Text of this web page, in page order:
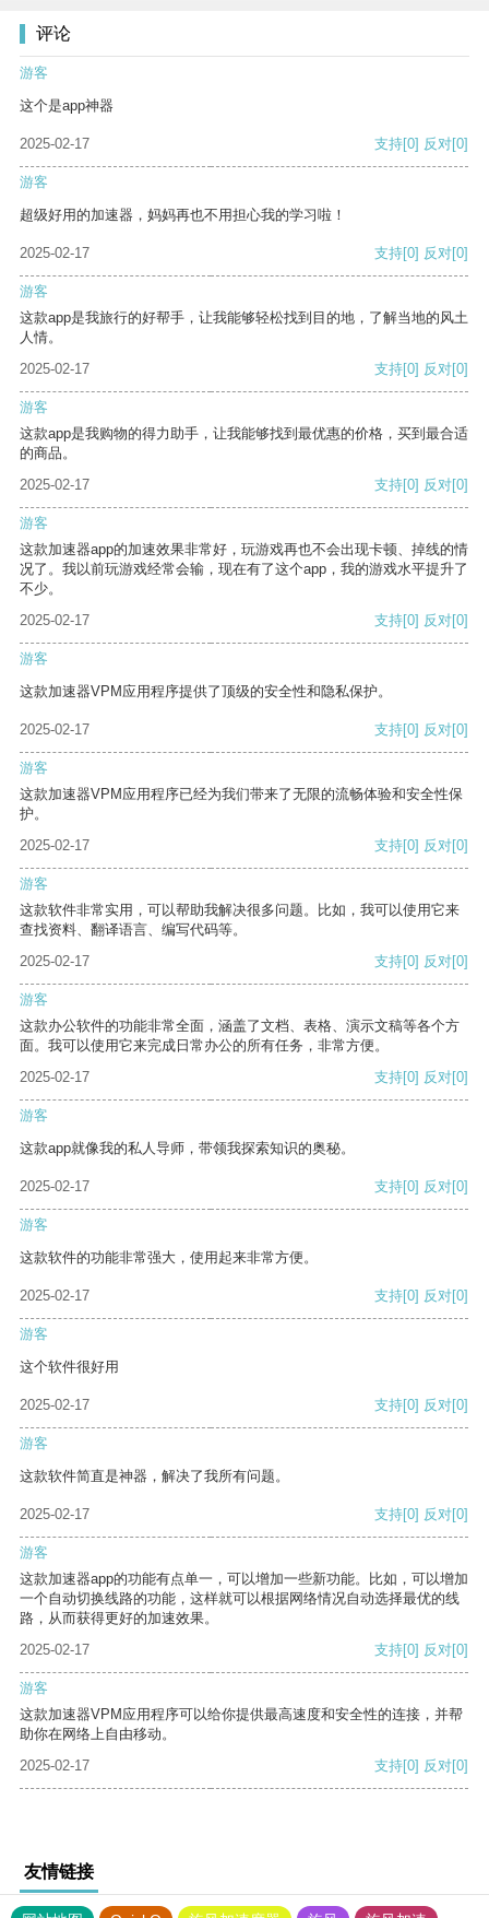
评论
游客
这个是app神器
2025-02-17 支持[0] 反对[0]
游客
超级好用的加速器，妈妈再也不用担心我的学习啦！
2025-02-17 支持[0] 反对[0]
游客
这款app是我旅行的好帮手，让我能够轻松找到目的地，了解当地的风土
人情。
2025-02-17
支持[0] 反对[0]
游客
这款app是我购物的得力助手，让我能够找到最优惠的价格，买到最合适
的商品。
2025-02-17
支持[0] 反对[0]
游客
这款加速器app的加速效果非常好，玩游戏再也不会出现卡顿、掉线的情
况了。我以前玩游戏经常会输，现在有了这个app，我的游戏水平提升了
不少。
2025-02-17
支持[0] 反对[0]
游客
这款加速器VPM应用程序提供了顶级的安全性和隐私保护。
2025-02-17 支持[0] 反对[0]
游客
这款加速器VPM应用程序已经为我们带来了无限的流畅体验和安全性保
护。
2025-02-17
支持[0] 反对[0]
游客
这款软件非常实用，可以帮助我解决很多问题。比如，我可以使用它来
查找资料、翻译语言、编写代码等。
2025-02-17
支持[0] 反对[0]
游客
这款办公软件的功能非常全面，涵盖了文档、表格、演示文稿等各个方
面。我可以使用它来完成日常办公的所有任务，非常方便。
2025-02-17
支持[0] 反对[0]
游客
这款app就像我的私人导师，带领我探索知识的奥秘。
2025-02-17 支持[0] 反对[0]
游客
这款软件的功能非常强大，使用起来非常方便。
2025-02-17 支持[0] 反对[0]
游客
这个软件很好用
2025-02-17 支持[0] 反对[0]
游客
这款软件简直是神器，解决了我所有问题。
2025-02-17 支持[0] 反对[0]
游客
这款加速器app的功能有点单一，可以增加一些新功能。比如，可以增加
一个自动切换线路的功能，这样就可以根据网络情况自动选择最优的线
路，从而获得更好的加速效果。
2025-02-17
支持[0] 反对[0]
游客
这款加速器VPM应用程序可以给你提供最高速度和安全性的连接，并帮
助你在网络上自由移动。
2025-02-17
支持[0] 反对[0]
友情链接